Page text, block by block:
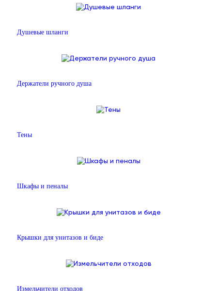
Душевые шланги
Держатели ручного душа
Тены
Шкафы и пеналы
Крышки для унитазов и биде
Измельчители отходов